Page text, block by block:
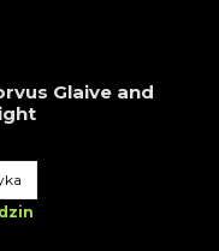
Glaive and